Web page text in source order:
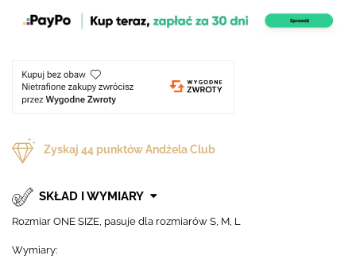
Zyskaj 44 punktów Andżela Club
SKŁAD I WYMIARY
Rozmiar ONE SIZE, pasuje dla rozmiarów S, M, L
Wymiary: